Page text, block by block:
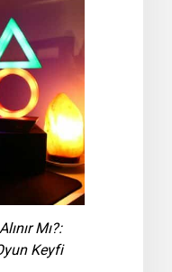
Mı?:
Keyfi